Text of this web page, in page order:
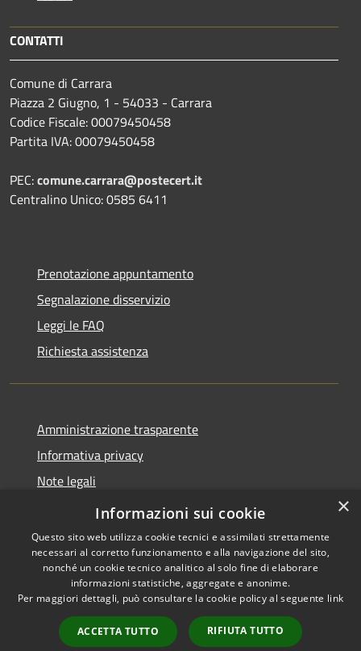
CONTATTI
Comune di Carrara
Piazza 2 Giugno, 1 - 54033 - Carrara
Codice Fiscale: 00079450458
Partita IVA: 00079450458
PEC:comune.carrara@postecert.it
Centralino Unico: 0585 6411
Prenotazione appuntamento
Segnalazione disservizio
Leggi le FAQ
Richiesta assistenza
Amministrazione trasparente
Informativa privacy
Note legali
Dichiarazione di accessibilità
Accessibilità
Copyright © 2026 • Comune di
Carrara • Powered by
Municipium•
Accesso
×
Informazioni sui cookie
Questo sito web utilizza cookie tecnici e assimilati strettamente
necessari al corretto funzionamento e alla navigazione del sito,
nonché un cookie tecnico analitico al solo fine di elaborare
informazioni statistiche, aggregate e anonime.
Per maggiori dettagli, può consultare la cookie policy al seguente link
ACCETTA TUTTO RIFIUTA TUTTO